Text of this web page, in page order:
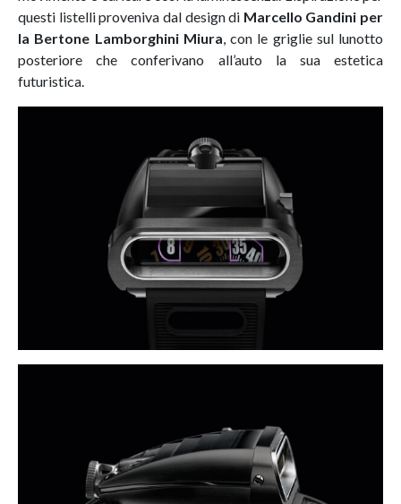
questi listelli proveniva dal design di Marcello Gandini per
la Bertone Lamborghini Miura, con le griglie sul lunotto
posteriore che conferivano all’auto la sua estetica
futuristica.